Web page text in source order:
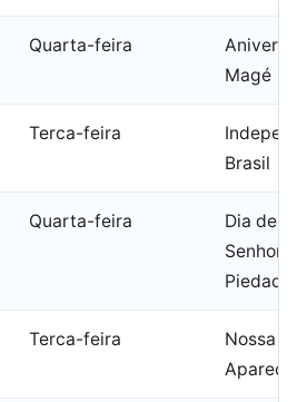
Quarta-feira
Magé
Terca-feira
Brasil
Quarta-feira
Dia de
Terca-feira
Nossa